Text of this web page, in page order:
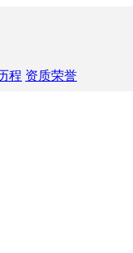
程 资质荣誉